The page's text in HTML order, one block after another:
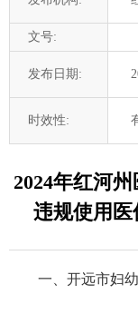
文号:
发布日期:
时效性:
2024年红河
违规使用医
一、开远市妇